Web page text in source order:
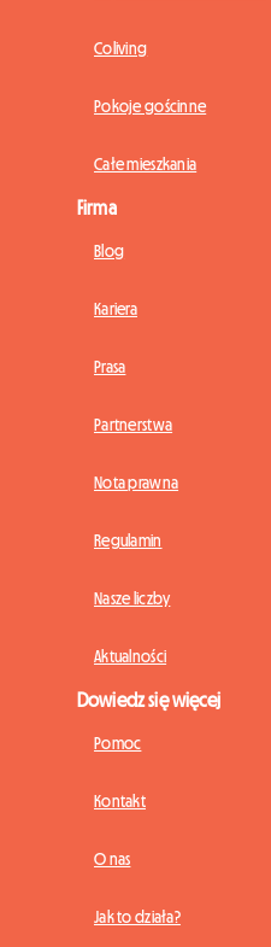
Coliving
Pokoje gościnne
Całe mieszkania
Firma
Blog
Kariera
Prasa
Partnerstwa
Nota prawna
Regulamin
Nasze liczby
Aktualności
Dowiedz się więcej
Pomoc
Kontakt
O nas
Jak to działa?